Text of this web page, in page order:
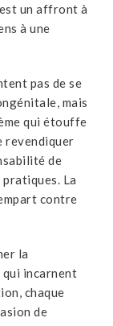
un affront à
à une
pas de se
mais
qui étouffe
revendiquer
de
pratiques. La
contre
la
incarnent
chaque
de